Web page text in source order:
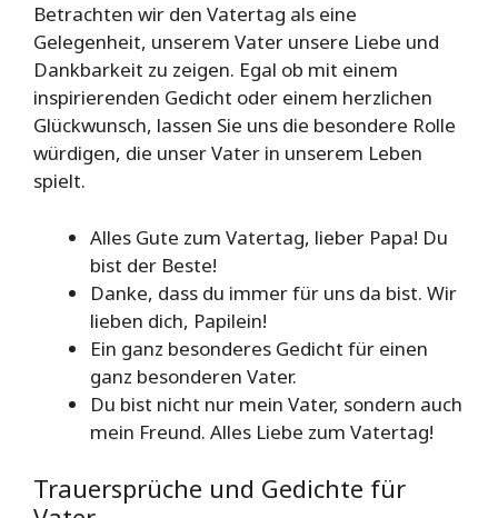
Betrachten wir den Vatertag als eine
Gelegenheit, unserem Vater unsere Liebe und
Dankbarkeit zu zeigen. Egal ob mit einem
inspirierenden Gedicht oder einem herzlichen
Glückwunsch, lassen Sie uns die besondere Rolle
würdigen, die unser Vater in unserem Leben
spielt.
Alles Gute zum Vatertag, lieber Papa! Du
bist der Beste!
Danke, dass du immer für uns da bist. Wir
lieben dich, Papilein!
Ein ganz besonderes Gedicht für einen
ganz besonderen Vater.
Du bist nicht nur mein Vater, sondern auch
mein Freund. Alles Liebe zum Vatertag!
Trauersprüche und Gedichte für